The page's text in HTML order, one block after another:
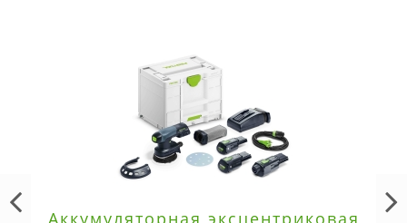
Аккумуляторная эксцентриковая